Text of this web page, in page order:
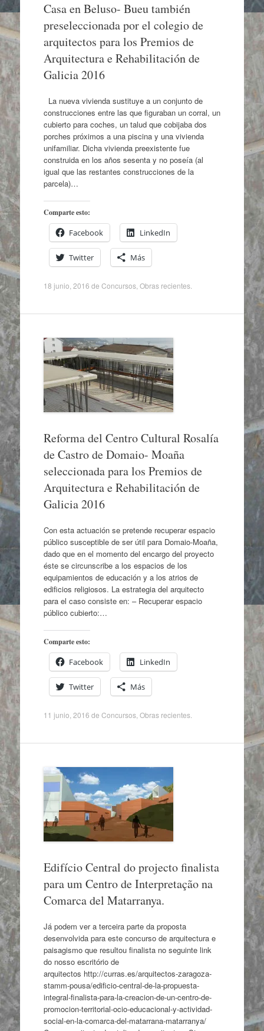
Casa en Beluso- Bueu también
preseleccionada por el colegio de
arquitectos para los Premios de
Arquitectura e Rehabilitación de
Galicia 2016
La nueva vivienda sustituye a un conjunto de
construcciones entre las que figuraban un corral, un
cubierto para coches, un talud que cobijaba dos
porches próximos a una piscina y una vivienda
unifamiliar. Dicha vivienda preexistente fue
construida en los años sesenta y no poseía (al
igual que las restantes construcciones de la
parcela)…
Comparte esto:
Facebook LinkedIn
Twitter Más
18 junio, 2016 de Concursos, Obras recientes.
Reforma del Centro Cultural Rosalía
de Castro de Domaio- Moaña
seleccionada para los Premios de
Arquitectura e Rehabilitación de
Galicia 2016
Con esta actuación se pretende recuperar espacio
público susceptible de ser útil para Domaio-Moaña,
dado que en el momento del encargo del proyecto
éste se circunscribe a los espacios de los
equipamientos de educación y a los atrios de
edificios religiosos. La estrategia del arquitecto
para el caso consiste en: – Recuperar espacio
público cubierto:…
Comparte esto:
Facebook LinkedIn
Twitter Más
11 junio, 2016 de Concursos, Obras recientes.
Edifício Central do projecto finalista
para um Centro de Interpretação na
Comarca del Matarranya.
Já podem ver a terceira parte da proposta
desenvolvida para este concurso de arquitectura e
paisagismo que resultou finalista no seguinte link
do nosso escritório de
arquitectos http://curras.es/arquitectos-zaragoza-
stamm-pousa/edificio-central-de-la-propuesta-
integral-finalista-para-la-creacion-de-un-centro-de-
promocion-territorial-ocio-educacional-y-actividad-
social-en-la-comarca-del-matarrana-matarranya/